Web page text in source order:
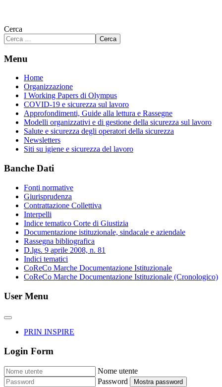
Cerca
Cerca
Menu
Home
Organizzazione
I Working Papers di Olympus
COVID-19 e sicurezza sul lavoro
Approfondimenti, Guide alla lettura e Rassegne
Modelli organizzativi e di gestione della sicurezza sul lavoro
Salute e sicurezza degli operatori della sicurezza
Newsletters
Siti su igiene e sicurezza del lavoro
Banche Dati
Fonti normative
Giurisprudenza
Contrattazione Collettiva
Interpelli
Indice tematico Corte di Giustizia
Documentazione istituzionale, sindacale e aziendale
Rassegna bibliografica
D.lgs. 9 aprile 2008, n. 81
Indici tematici
CoReCo Marche Documentazione Istituzionale
CoReCo Marche Documentazione Istituzionale (Cronologico)
User Menu
PRIN INSPIRE
Login Form
Nome utente
Password
Mostra password